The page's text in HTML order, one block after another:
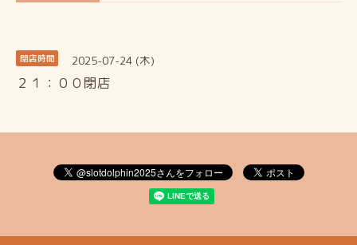
閉店時間 2025-07-24 (木)
２１：００閉店